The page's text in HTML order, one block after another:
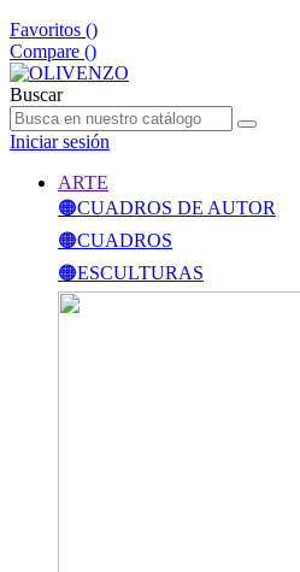
Favoritos ()
Compare ()
Buscar
Iniciar sesión
ARTE
🟠CUADROS DE AUTOR
🟠CUADROS
🟠ESCULTURAS